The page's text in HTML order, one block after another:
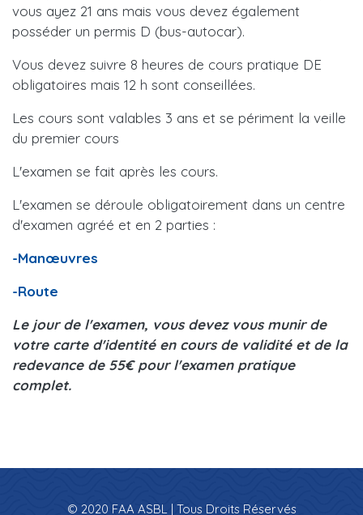
vous ayez 21 ans mais vous devez également
posséder un permis D (bus-autocar).
Vous devez suivre 8 heures de cours pratique DE
obligatoires mais 12 h sont conseillées.
Les cours sont valables 3 ans et se périment la veille
du premier cours
L'examen se fait après les cours.
L'examen se déroule obligatoirement dans un centre
d'examen agréé et en 2 parties :
-Manœuvres
-Route
Le jour de l'examen, vous devez vous munir de
votre carte d'identité en cours de validité et de la
redevance de 55€ pour l'examen pratique
complet.
© 2020 FAA ASBL | Tous Droits Réservés